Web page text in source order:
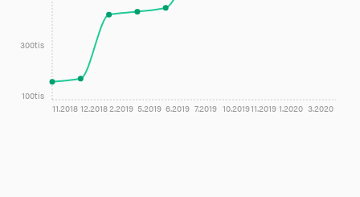
11.2018 12.20182.2019 5.2019 6.2019 7.2019 10.201911.2019 1.2020 3.2020
100tis
300tis